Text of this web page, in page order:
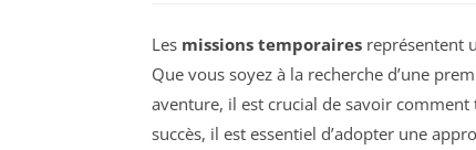
Les missions temporaires représentent
Que vous soyez à la recherche d’une
aventure, il est crucial de savoir
succès, il est essentiel d’adopter une